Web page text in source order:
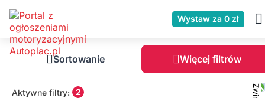
Wystaw za 0 zł
Sortowanie Więcej filtrów
Aktywne filtry: 2